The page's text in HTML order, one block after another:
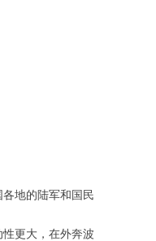
地的陆军和国民
更大，在外奔波